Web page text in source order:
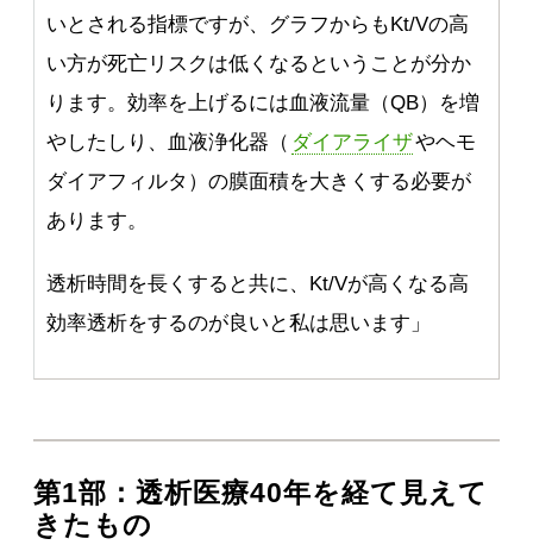
いとされる指標ですが、グラフからもKt/Vの高
い方が死亡リスクは低くなるということが分か
ります。効率を上げるには血液流量（QB）を増
やしたしり、血液浄化器（ ダイアライザやヘモ
ダイアフィルタ）の膜面積を大きくする必要が
あります。
透析時間を長くすると共に、Kt/Vが高くなる高
効率透析をするのが良いと私は思います」
第1部：透析医療40年を経て見えて
きたもの